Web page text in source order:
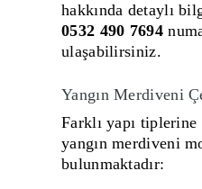
hakkında detaylı
0532 490 7694
ulaşabilirsiniz.
Yangın Merdiveni
Farklı yapı
yangın merdiveni
bulunmaktadır: